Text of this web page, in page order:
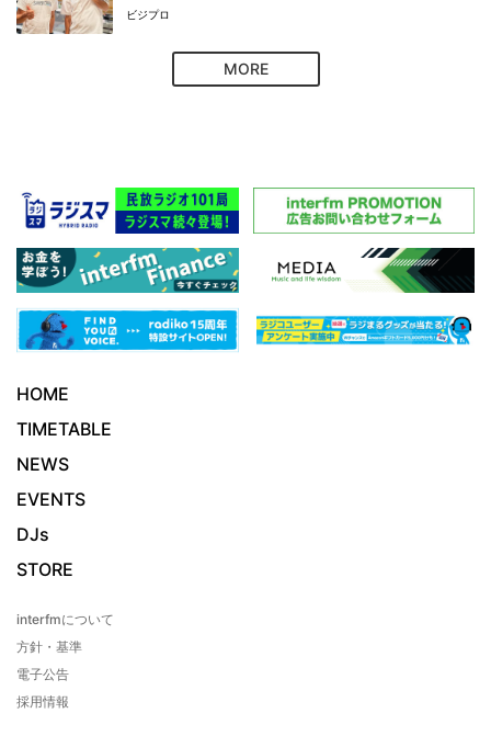
ビジプロ
MORE
HOME
TIMETABLE
NEWS
EVENTS
DJs
STORE
interfmについて
方針・基準
電子公告
採用情報